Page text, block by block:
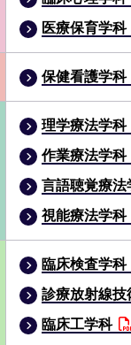
医療保育学科
保健看護学科
理学療法学科
作業療法学科
言語聴覚療法
視能療法学科
臨床検査学科
診療放射線技
臨床工学科